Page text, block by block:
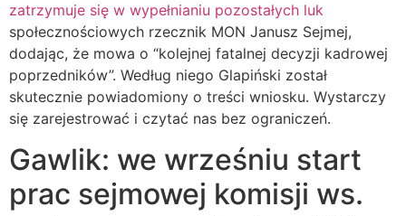
zatrzymuje się w wypełnianiu pozostałych luk
społecznościowych rzecznik MON Janusz Sejmej,
dodając, że mowa o “kolejnej fatalnej decyzji kadrowej
poprzedników”. Według niego Glapiński został
skutecznie powiadomiony o treści wniosku. Wystarczy
się zarejestrować i czytać nas bez ograniczeń.
Gawlik: we wrześniu start
prac sejmowej komisji ws.